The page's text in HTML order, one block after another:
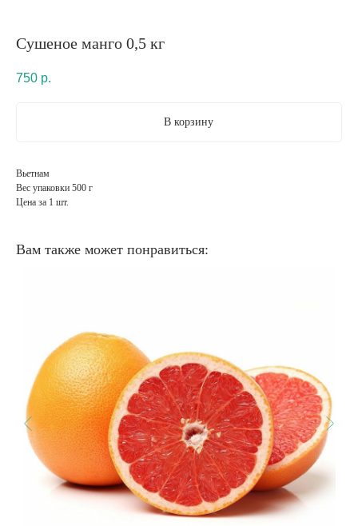
Сушеное манго 0,5 кг
750 р.
В корзину
Вьетнам
Вес упаковки 500 г
Цена за 1 шт.
Вам также может понравиться: